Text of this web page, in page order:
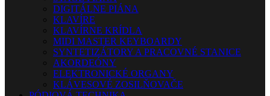
DIGITÁLNE PIÁNA
KLAVÍRE
KLAVÍRNE KRÍDLA
MIDI MASTER KEYBOARDY
SYNTETIZÁTORY A PRACOVNÉ STANICE
AKORDEÓNY
ELEKTRONICKÉ ORGANY
KLÁVESOVÉ ZOSILŇOVAČE